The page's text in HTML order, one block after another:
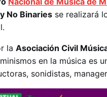
No Binaries se realizará
la Asociación Civil
en la música es
sonidistas,